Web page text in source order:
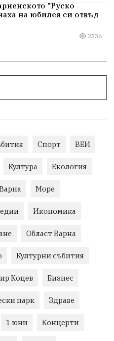
"Руско
на юбилея си отвъд
2536
Спорт ВЕИ
Култура Екология
Море
Икономика
Област Варна
Културни събития
Коцев Бизнес
парк Здраве
1 юни Концерти